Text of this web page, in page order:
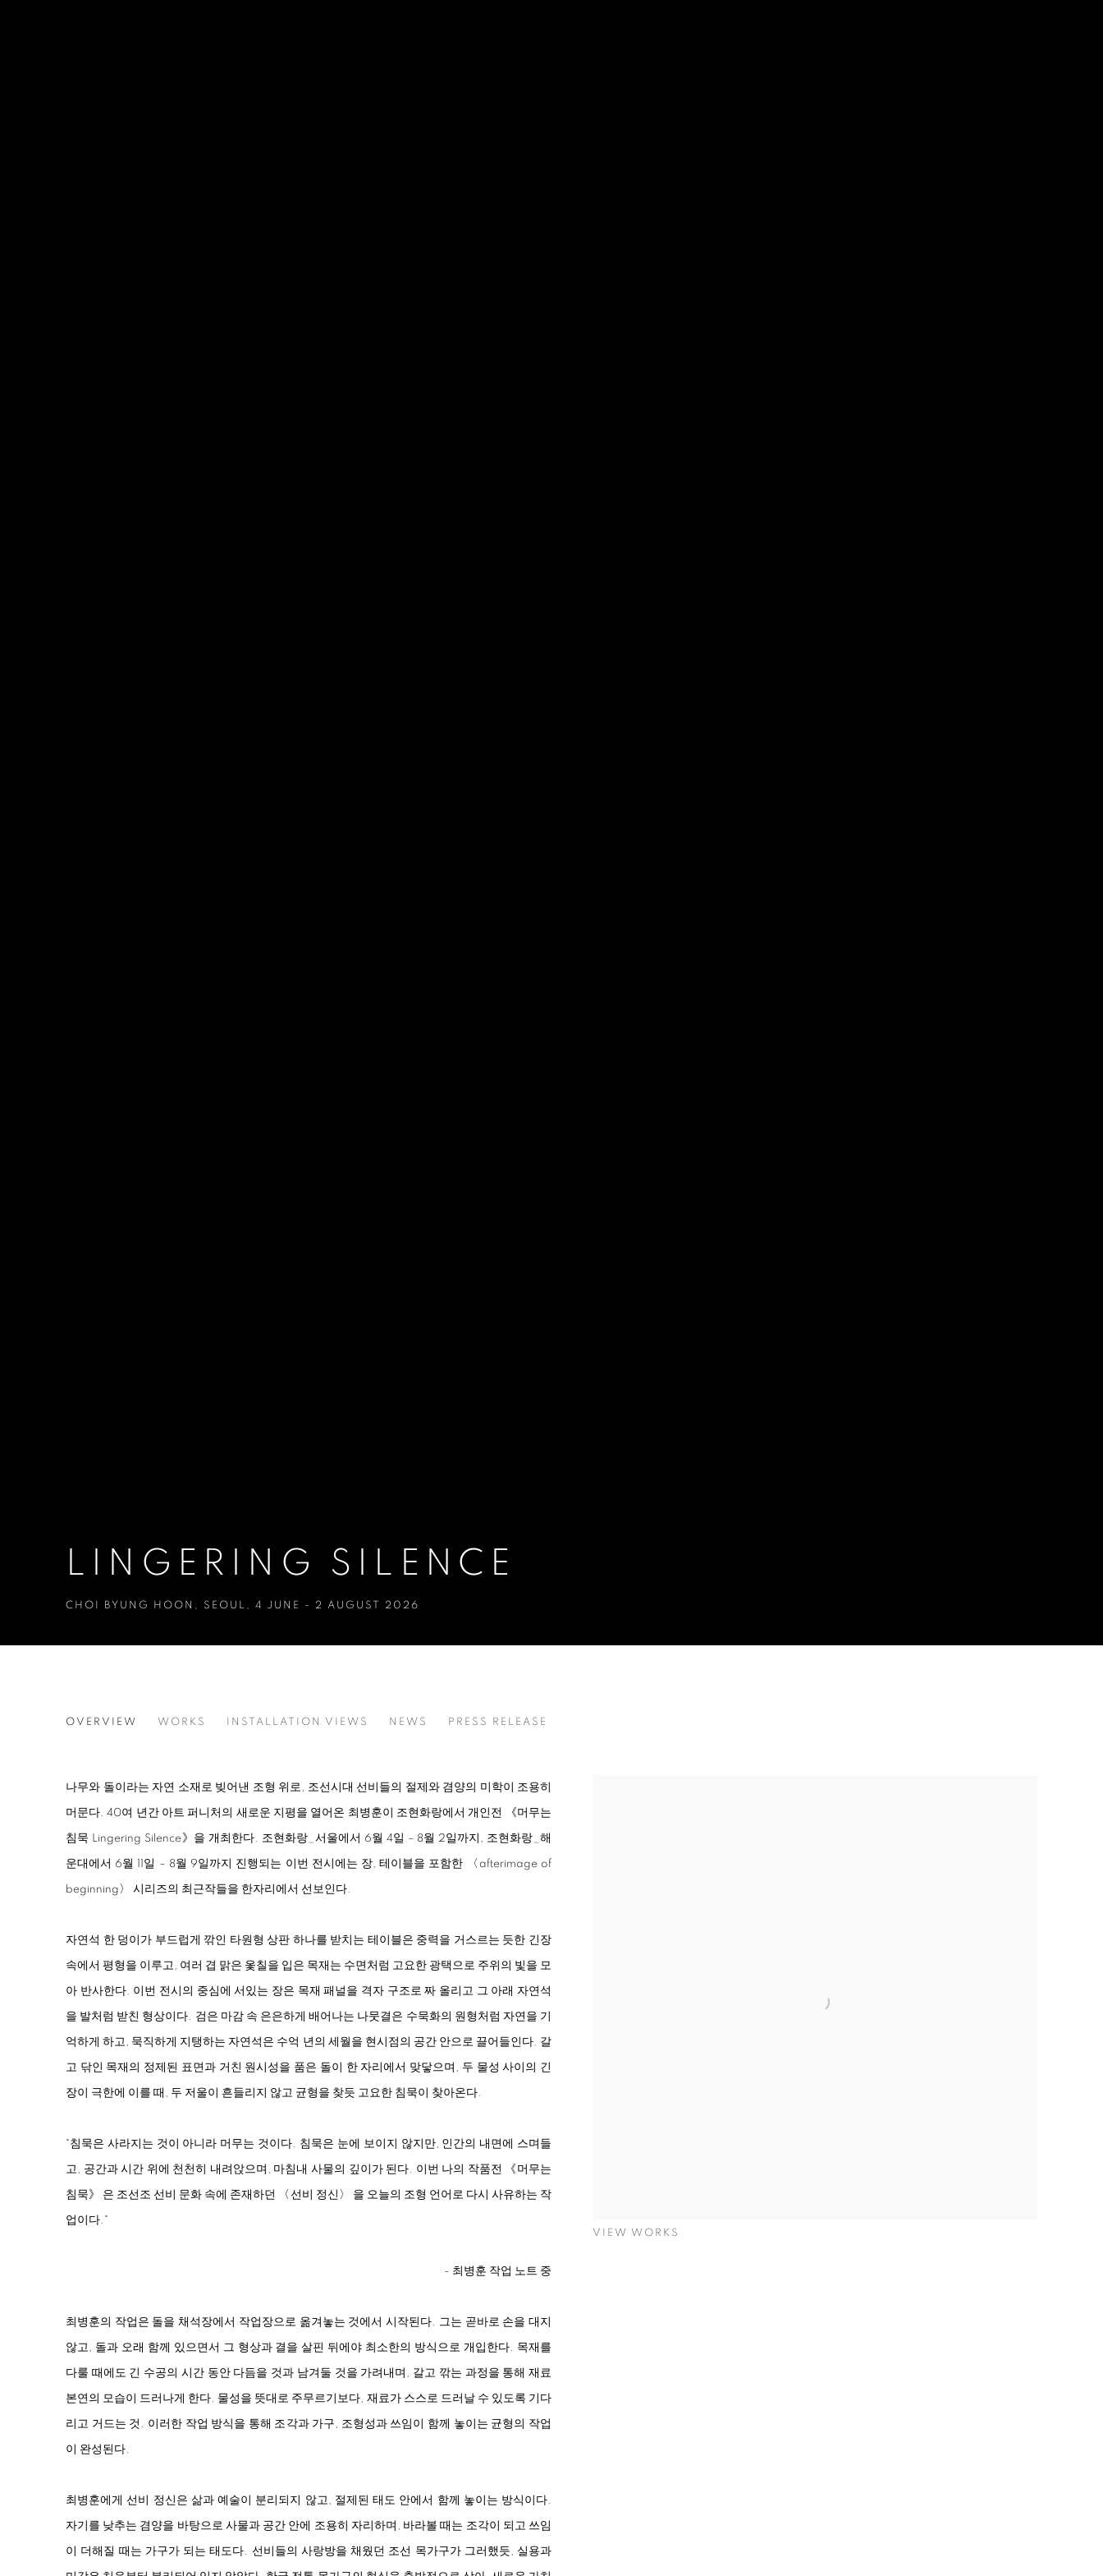
LINGERING SILENCE
CHOI BYUNG HOON , SEOUL , 4 JUNE - 2 AUGUST 2026
LINGERING SILENCE
OVERVIEW WORKS INSTALLATION VIEWS NEWS PRESS RELEASE
VIEW WORKS
나무와 돌이라는 자연 소재로 빚어낸 조형 위로, 조선시대 선비들의 절제와 겸양의 미학이 조용히
머문다. 40여 년간 아트 퍼니처의 새로운 지평을 열어온 최병훈이 조현화랑에서 개인전 《머무는
침묵 Lingering Silence》을 개최한다. 조현화랑_서울에서 6월 4일 – 8월 2일까지, 조현화랑_해
운대에서 6월 11일 – 8월 9일까지 진행되는 이번 전시에는 장, 테이블을 포함한 〈 afterimage of
beginning 〉 시리즈의 최근작들을 한자리에서 선보인다.
자연석 한 덩이가 부드럽게 깎인 타원형 상판 하나를 받치는 테이블은 중력을 거스르는 듯한 긴장
속에서 평형을 이루고, 여러 겹 맑은 옻칠을 입은 목재는 수면처럼 고요한 광택으로 주위의 빛을 모
아 반사한다. 이번 전시의 중심에 서있는 장은 목재 패널을 격자 구조로 짜 올리고 그 아래 자연석
을 발처럼 받친 형상이다. 검은 마감 속 은은하게 배어나는 나뭇결은 수묵화의 원형처럼 자연을 기
억하게 하고, 묵직하게 지탱하는 자연석은 수억 년의 세월을 현시점의 공간 안으로 끌어들인다. 갈
고 닦인 목재의 정제된 표면과 거친 원시성을 품은 돌이 한 자리에서 맞닿으며, 두 물성 사이의 긴
장이 극한에 이를 때, 두 저울이 흔들리지 않고 균형을 찾듯 고요한 침묵이 찾아온다.
"침묵은 사라지는 것이 아니라 머무는 것이다. 침묵은 눈에 보이지 않지만, 인간의 내면에 스며들
고, 공간과 시간 위에 천천히 내려앉으며, 마침내 사물의 깊이가 된다. 이번 나의 작품전 《머무는
침묵》 은 조선조 선비 문화 속에 존재하던 〈선비 정신〉 을 오늘의 조형 언어로 다시 사유하는 작
업이다."
- 최병훈 작업 노트 중
최병훈의 작업은 돌을 채석장에서 작업장으로 옮겨놓는 것에서 시작된다. 그는 곧바로 손을 대지
않고, 돌과 오래 함께 있으면서 그 형상과 결을 살핀 뒤에야 최소한의 방식으로 개입한다. 목재를
다룰 때에도 긴 수공의 시간 동안 다듬을 것과 남겨둘 것을 가려내며, 갈고 깎는 과정을 통해 재료
본연의 모습이 드러나게 한다. 물성을 뜻대로 주무르기보다, 재료가 스스로 드러날 수 있도록 기다
리고 거드는 것. 이러한 작업 방식을 통해 조각과 가구, 조형성과 쓰임이 함께 놓이는 균형의 작업
이 완성된다.
최병훈에게 선비 정신은 삶과 예술이 분리되지 않고, 절제된 태도 안에서 함께 놓이는 방식이다.
자기를 낮추는 겸양을 바탕으로 사물과 공간 안에 조용히 자리하며, 바라볼 때는 조각이 되고 쓰임
이 더해질 때는 가구가 되는 태도다. 선비들의 사랑방을 채웠던 조선 목가구가 그러했듯, 실용과